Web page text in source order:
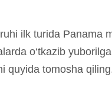
ilk turida Panama
o‘tkazib
quyida tomosha